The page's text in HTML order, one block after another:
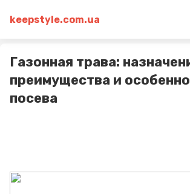
keepstyle.com.ua
Газонная трава:
преимущества и
посева